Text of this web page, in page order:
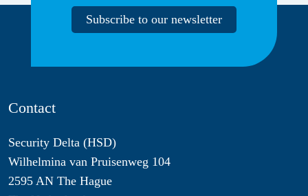
Subscribe to our newsletter
Contact
Security Delta (HSD)
Wilhelmina van Pruisenweg 104
2595 AN The Hague